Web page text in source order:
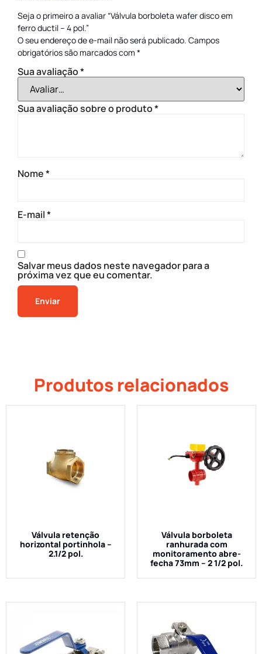
Seja o primeiro a avaliar “Válvula borboleta wafer disco em
ferro ductil – 4 pol.”
O seu endereço de e-mail não será publicado. Campos
obrigatórios são marcados com *
Sua avaliação*
Sua avaliação sobre o produto*
Nome*
E-mail*
Salvar meus dados neste navegador para a
próxima vez que eu comentar.
Produtos relacionados
Válvula retenção
horizontal portinhola –
2.1/2 pol.
Válvula borboleta
ranhurada com
monitoramento abre-
fecha 73mm – 2 1/2 pol.